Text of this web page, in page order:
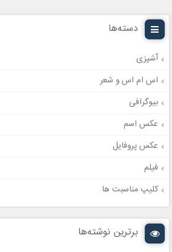
دسته‌ها
آشپزی
اس ام اس و شعر
بیوگرافی
عکس اسم
عکس پروفایل
فیلم
کلیپ مناسبت ها
برترین نوشته‌ها